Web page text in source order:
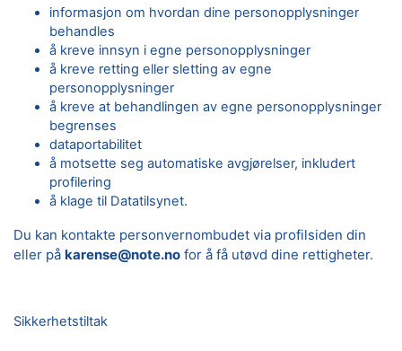
informasjon om hvordan dine personopplysninger
behandles
å kreve innsyn i egne personopplysninger
å kreve retting eller sletting av egne
personopplysninger
å kreve at behandlingen av egne personopplysninger
begrenses
dataportabilitet
å motsette seg automatiske avgjørelser, inkludert
profilering
å klage til Datatilsynet.
Du kan kontakte personvernombudet via profilsiden din
eller på karense@note.no for å få utøvd dine rettigheter.
Sikkerhetstiltak